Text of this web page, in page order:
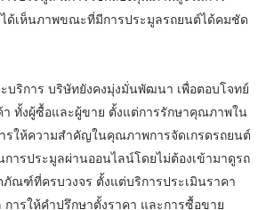
ด้เห็นภาพขณะที่มีการประมูลรถยนต์ได้คมชัด
ริการ บริษัทยังคงมุ่งมั่นพัฒนา เพื่อตอบโจทย์
า ทั้งผู้ซื้อและผู้ขาย ตั้งแต่การรักษาคุณภาพใน
รให้ความสำคัญในคุณภาพการจัดเกรดรถยนต์
ารประมูลผ่านออนไลน์โดยไม่ต้องเข้ามาดูรถ
ภัณฑ์ที่ครบวงจร ตั้งแต่บริการประเมินราคา
การให้คำปรึกษาตั้งราคา และการซื้อขาย